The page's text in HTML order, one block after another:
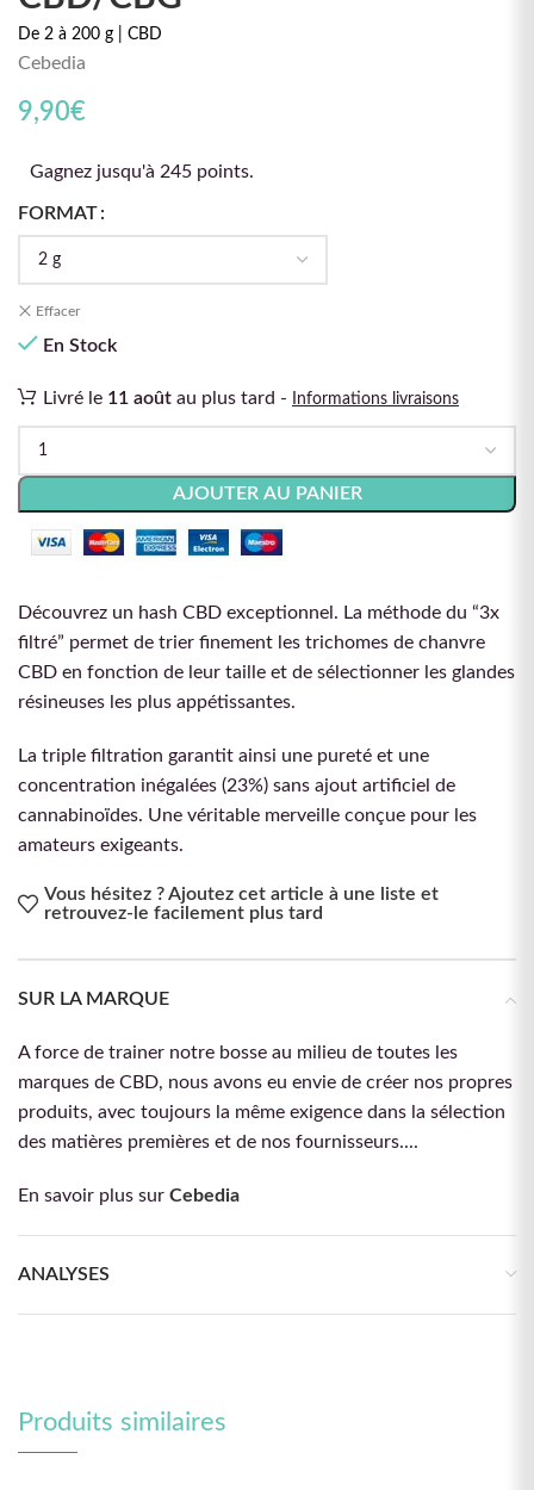
De 2 à 200 g | CBD
Cebedia
9,90€
Gagnez jusqu'à 245 points.
FORMAT
Effacer
En Stock
Livré le 11 août au plus tard - Informations livraisons
AJOUTER AU PANIER
Découvrez un hash CBD exceptionnel. La méthode du “3x
filtré” permet de trier finement les trichomes de chanvre
CBD en fonction de leur taille et de sélectionner les glandes
résineuses les plus appétissantes.
La triple filtration garantit ainsi une pureté et une
concentration inégalées (23%) sans ajout artificiel de
cannabinoïdes. Une véritable merveille conçue pour les
amateurs exigeants.
Vous hésitez ? Ajoutez cet article à une liste et
retrouvez-le facilement plus tard
SUR LA MARQUE
A force de trainer notre bosse au milieu de toutes les
marques de CBD, nous avons eu envie de créer nos propres
produits, avec toujours la même exigence dans la sélection
des matières premières et de nos fournisseurs....
En savoir plus sur Cebedia
ANALYSES
Produits similaires